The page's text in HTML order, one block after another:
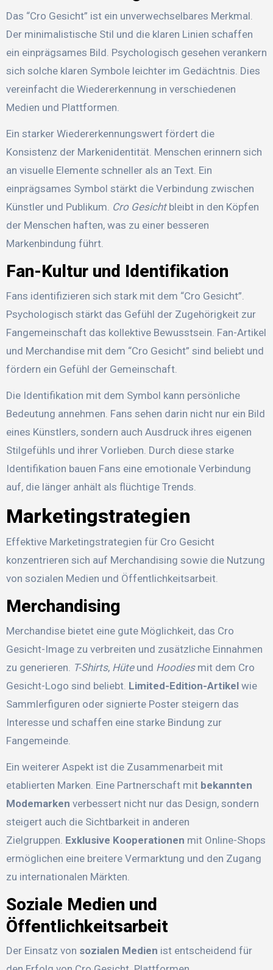
Das “Cro Gesicht” ist ein unverwechselbares Merkmal.
Der minimalistische Stil und die klaren Linien schaffen
ein einprägsames Bild. Psychologisch gesehen verankern
sich solche klaren Symbole leichter im Gedächtnis. Dies
vereinfacht die Wiedererkennung in verschiedenen
Medien und Plattformen.
Ein starker Wiedererkennungswert fördert die
Konsistenz der Markenidentität. Menschen erinnern sich
an visuelle Elemente schneller als an Text. Ein
einprägsames Symbol stärkt die Verbindung zwischen
Künstler und Publikum. Cro Gesichtbleibt in den Köpfen
der Menschen haften, was zu einer besseren
Markenbindung führt.
Fan-Kultur und Identifikation
Fans identifizieren sich stark mit dem “Cro Gesicht”.
Psychologisch stärkt das Gefühl der Zugehörigkeit zur
Fangemeinschaft das kollektive Bewusstsein. Fan-Artikel
und Merchandise mit dem “Cro Gesicht” sind beliebt und
fördern ein Gefühl der Gemeinschaft.
Die Identifikation mit dem Symbol kann persönliche
Bedeutung annehmen. Fans sehen darin nicht nur ein Bild
eines Künstlers, sondern auch Ausdruck ihres eigenen
Stilgefühls und ihrer Vorlieben. Durch diese starke
Identifikation bauen Fans eine emotionale Verbindung
auf, die länger anhält als flüchtige Trends.
Marketingstrategien
Effektive Marketingstrategien für Cro Gesicht
konzentrieren sich auf Merchandising sowie die Nutzung
von sozialen Medien und Öffentlichkeitsarbeit.
Merchandising
Merchandise bietet eine gute Möglichkeit, das Cro
Gesicht-Image zu verbreiten und zusätzliche Einnahmen
zu generieren. T-Shirts, Hüteund Hoodiesmit dem Cro
Gesicht-Logo sind beliebt. Limited-Edition-Artikelwie
Sammlerfiguren oder signierte Poster steigern das
Interesse und schaffen eine starke Bindung zur
Fangemeinde.
Ein weiterer Aspekt ist die Zusammenarbeit mit
etablierten Marken. Eine Partnerschaft mit bekannten
Modemarken verbessert nicht nur das Design, sondern
steigert auch die Sichtbarkeit in anderen
Zielgruppen. Exklusive Kooperationen mit Online-Shops
ermöglichen eine breitere Vermarktung und den Zugang
zu internationalen Märkten.
Soziale Medien und
Öffentlichkeitsarbeit
Der Einsatz von sozialen Medien ist entscheidend für